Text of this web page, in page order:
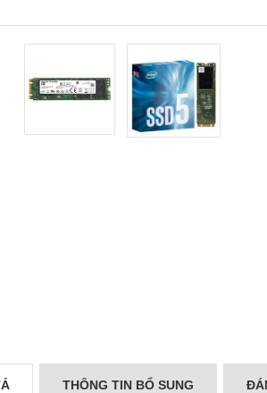
THÔNG TIN BỔ SUNG